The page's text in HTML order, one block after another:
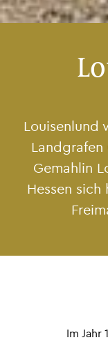
Louisenlund
Landgrafen
Gemahlin
Hessen
Im Jahr